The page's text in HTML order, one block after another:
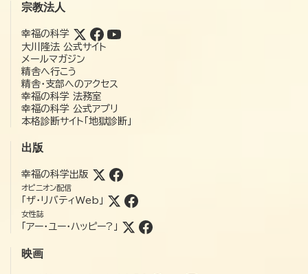
宗教法人
幸福の科学
大川隆法 公式サイト
メールマガジン
精舎へ行こう
精舎・支部へのアクセス
幸福の科学 法務室
幸福の科学 公式アプリ
本格診断サイト「地獄診断」
出版
幸福の科学出版
オピニオン配信
「ザ・リバティWeb」
女性誌
「アー・ユー・ハッピー?」
映画